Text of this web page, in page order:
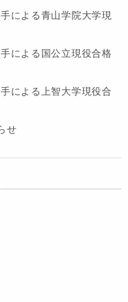
による青山学院大学現
による国公立現役合格
による上智大学現役合
せ